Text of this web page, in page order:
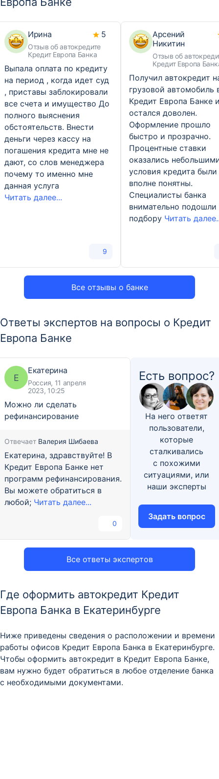
Все отзывы о банке
Ирина
Отзыв об автокредите
Кредит Европа Банка
5
Выпала оплата по кредиту
на период , когда идет суд
, приставы заблокировали
все счета и имущество До
полного выяснения
обстоятельств. Внести
деньги через кассу на
погашения кредита мне не
дают, со слов менеджера
почему то именно мне
данная услуга
Читать далее...
9
Арсений
Никитин
Отзыв об
Кредит Европа
Получил автокредит
грузовой автомобиль
Кредит Европа Банке
остался доволен.
Оформление прошло
быстро и прозрачно.
Процентные ставки
оказались
условия кредита были
вполне понятны.
Специалисты банка
внимательно подошли
подбору Читать
Ответы экспертов на вопросы о Кредит
Европа Банке
Все ответы экспертов
Е
Екатерина
Россия, 11 апреля
2023, 10:25
Можно ли сделать
рефинансирование
Отвечает Валерия Шибаева
Екатерина, здравствуйте! В
Кредит Европа Банке нет
программ рефинансирования.
Вы можете обратиться в
любой; Читать далее...
0
Есть вопрос?
На него ответят
пользователи,
которые
сталкивались
с похожими
ситуациями, или
наши эксперты
Задать вопрос
Где оформить автокредит Кредит
Европа Банка в Екатеринбурге
Ниже приведены сведения о расположении и времени
работы офисов Кредит Европа Банка в Екатеринбурге.
Чтобы оформить автокредит в Кредит Европа Банке,
вам нужно будет обратиться в любое отделение банка
с необходимыми документами.